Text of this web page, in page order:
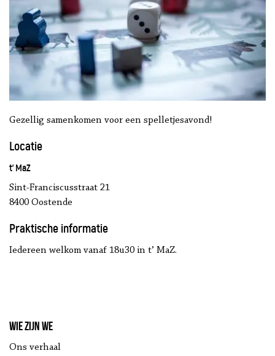
Gezellig samenkomen voor een spelletjesavond!
Locatie
t' MaZ
Sint-Franciscusstraat 21
8400 Oostende
Praktische informatie
Iedereen welkom vanaf 18u30 in t’ MaZ.
Wie zijn we
Ons verhaal